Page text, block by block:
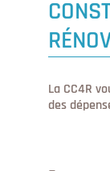
La CC4R
des